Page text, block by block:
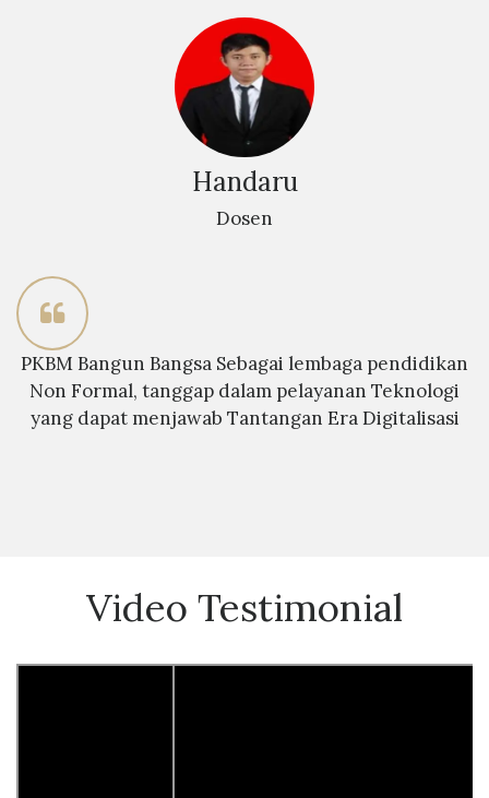
Handaru
Dosen
PKBM Bangun Bangsa Sebagai lembaga pendidikan
Non Formal, tanggap dalam pelayanan Teknologi
yang dapat menjawab Tantangan Era Digitalisasi
Video Testimonial